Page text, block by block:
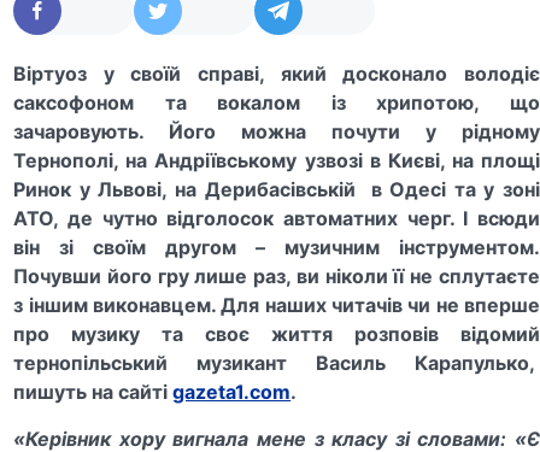
Віртуоз у своїй справі, який досконало володіє
саксофоном та вокалом із хрипотою, що
зачаровують. Його можна почути у рідному
Тернополі, на Андріївському узвозі в Києві, на площі
Ринок у Львові, на Дерибасівській в Одесі та у зоні
АТО, де чутно відголосок автоматних черг. І всюди
він зі своїм другом – музичним інструментом.
Почувши його гру лише раз, ви ніколи її не сплутаєте
з іншим виконавцем. Для наших читачів чи не вперше
про музику та своє життя розповів відомий
тернопільський музикант Василь Карапулько,
пишуть на сайтіgazeta1.com.
«Керівник хору вигнала мене з класу зі словами: «Є